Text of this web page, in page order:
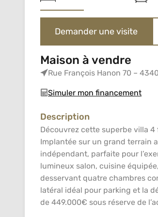
Demander une visite
Maison à vendre
Rue François Hanon 70 –
Simuler mon financement
Description
Découvrez cette superbe villa
Implantée sur un grand terrain
indépendant, parfaite pour
lumineux salon, cuisine
desservant quatre chambres
latéral idéal pour parking et la
de 449.000€ sous réserve de